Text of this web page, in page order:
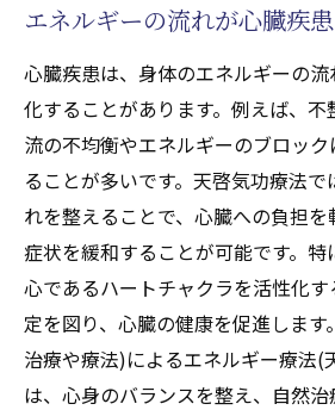
エネルギーの流れが心臓疾
心臓疾患は、身体のエネルギーの
化することがあります。例えば、不
流の不均衡やエネルギーのブロッ
ることが多いです。天啓気功療法
れを整えることで、心臓への負担
症状を緩和することが可能です。
心であるハートチャクラを活性化
定を図り、心臓の健康を促進しま
治療や療法)によるエネルギー療法(
は、心身のバランスを整え、自然